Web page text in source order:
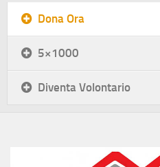
Dona Ora
5×1000
Diventa Volontario